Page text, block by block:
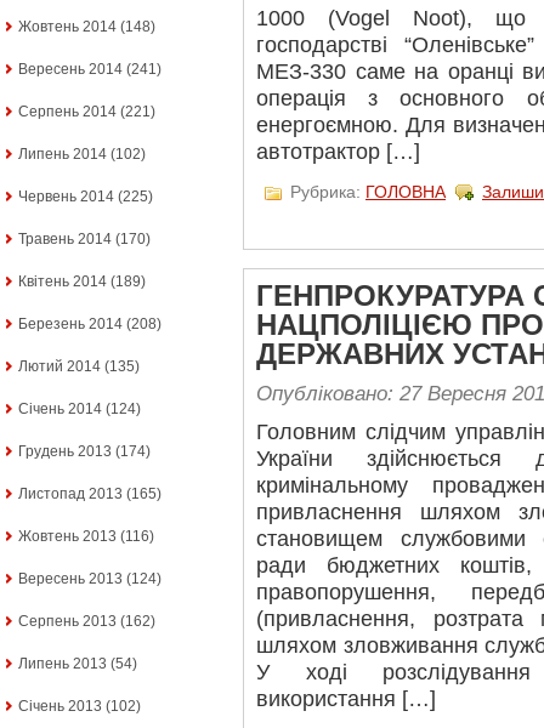
Жовтень 2014 (148)
Вересень 2014 (241)
Серпень 2014 (221)
Липень 2014 (102)
Червень 2014 (225)
Травень 2014 (170)
Квітень 2014 (189)
Березень 2014 (208)
Лютий 2014 (135)
Січень 2014 (124)
Грудень 2013 (174)
Листопад 2013 (165)
Жовтень 2013 (116)
Вересень 2013 (124)
Серпень 2013 (162)
Липень 2013 (54)
Січень 2013 (102)
1000 (Vogel Noot), що
господарстві
МЕЗ-330 саме на оранці
операція з основного
енергоємною. Для
автотрактор […]
Рубрика: ГОЛОВНА
ГЕНПРОКУРАТУРА
НАЦПОЛІЦІЄЮ
ДЕРЖАВНИХ
Опубліковано: 27 Вересня
Головним слідчим
України здійснюється
кримінальному
привласнення шляхом
становищем службовими
ради бюджетних коштів,
правопорушення,
(привласнення,
шляхом зловживання
У ході розслідування
використання […]